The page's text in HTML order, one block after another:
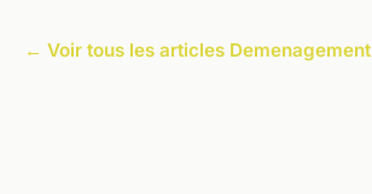
← Voir tous les articles Demenagement